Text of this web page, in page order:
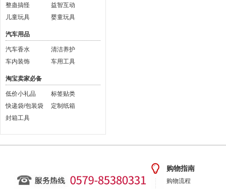
整蛊搞怪
益智互动
儿童玩具
婴童玩具
汽车用品
汽车香水
清洁养护
车内装饰
车用工具
淘宝卖家必备
低价小礼品
标签贴类
快递袋/包装袋
定制纸箱
封箱工具
购物指南
购物流程